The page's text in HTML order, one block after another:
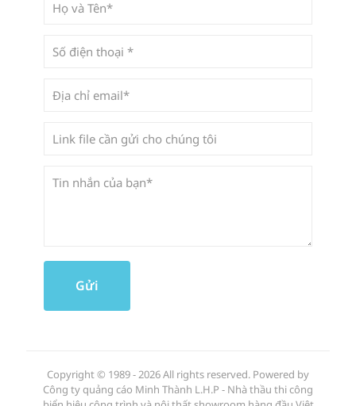
Copyright © 1989 - 2026 All rights reserved. Powered by
Công ty quảng cáo Minh Thành L.H.P - Nhà thầu thi công